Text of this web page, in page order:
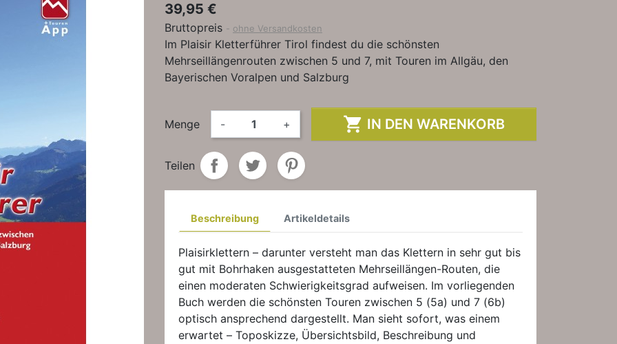
39,95 €
Bruttopreis ohne Versandkosten
Im Plaisir Kletterführer Tirol findest du die schönsten
Mehrseillängenrouten zwischen 5 und 7, mit Touren im Allgäu, den
Bayerischen Voralpen und Salzburg
Menge - +  IN DEN WARENKORB
Teilen
Beschreibung Artikeldetails
Plaisirklettern – darunter versteht man das Klettern in sehr gut bis
gut mit Bohrhaken ausgestatteten Mehrseillängen-Routen, die
einen moderaten Schwierigkeitsgrad aufweisen. Im vorliegenden
Buch werden die schönsten Touren zwischen 5 (5a) und 7 (6b)
optisch ansprechend dargestellt. Man sieht sofort, was einem
erwartet – Toposkizze, Übersichtsbild, Beschreibung und